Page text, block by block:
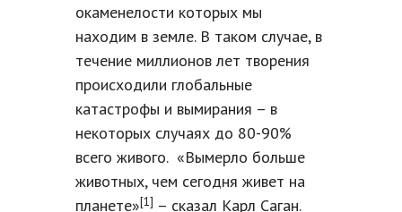
окаменелости которых мы
находим в земле. В таком случае, в
течение миллионов лет творения
происходили глобальные
катастрофы и вымирания – в
некоторых случаях до 80-90%
всего живого. «Вымерло больше
животных, чем сегодня живет на
планете»[1] – сказал Карл Саган.